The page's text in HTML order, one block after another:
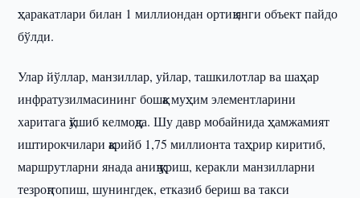
ҳаракатлари билан 1 миллиондан ортиқ янги объект пайдо
бўлди.
Улар йўллар, манзиллар, уйлар, ташкилотлар ва шаҳар
инфратузилмасининг бошқа муҳим элементларини
харитага қўшиб келмоқда. Шу давр мобайнида ҳамжамият
иштирокчилари қарийб 1,75 миллионта таҳрир киритиб,
маршрутларни янада аниқ қуриш, керакли манзилларни
тезроқ топиш, шунингдек, етказиб бериш ва такси